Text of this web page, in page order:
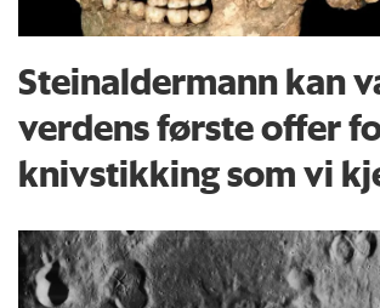
Steinaldermann kan
verdens første offer
knivstikking som vi